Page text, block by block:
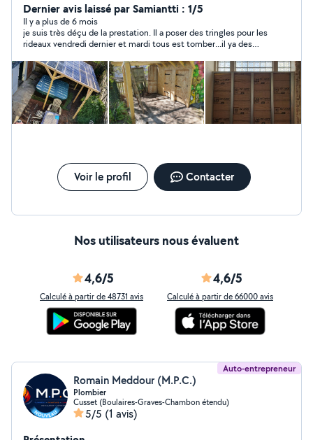
Dernier avis laissé par Samiantti : 1/5
Il y a plus de 6 mois
je suis très déçu de la prestation. Il a poser des tringles pour les
rideaux vendredi dernier et mardi tous est tomber...il ya des
Voir le profil Contacter
Nos utilisateurs nous évaluent
4,6/5
Calculé à partir de 48731 avis
4,6/5
Calculé à partir de 66000 avis
Auto-entrepreneur
Romain Meddour (M.P.C.)
Plombier
Cusset (Boulaires-Graves-Chambon étendu)
5/5 (1 avis)